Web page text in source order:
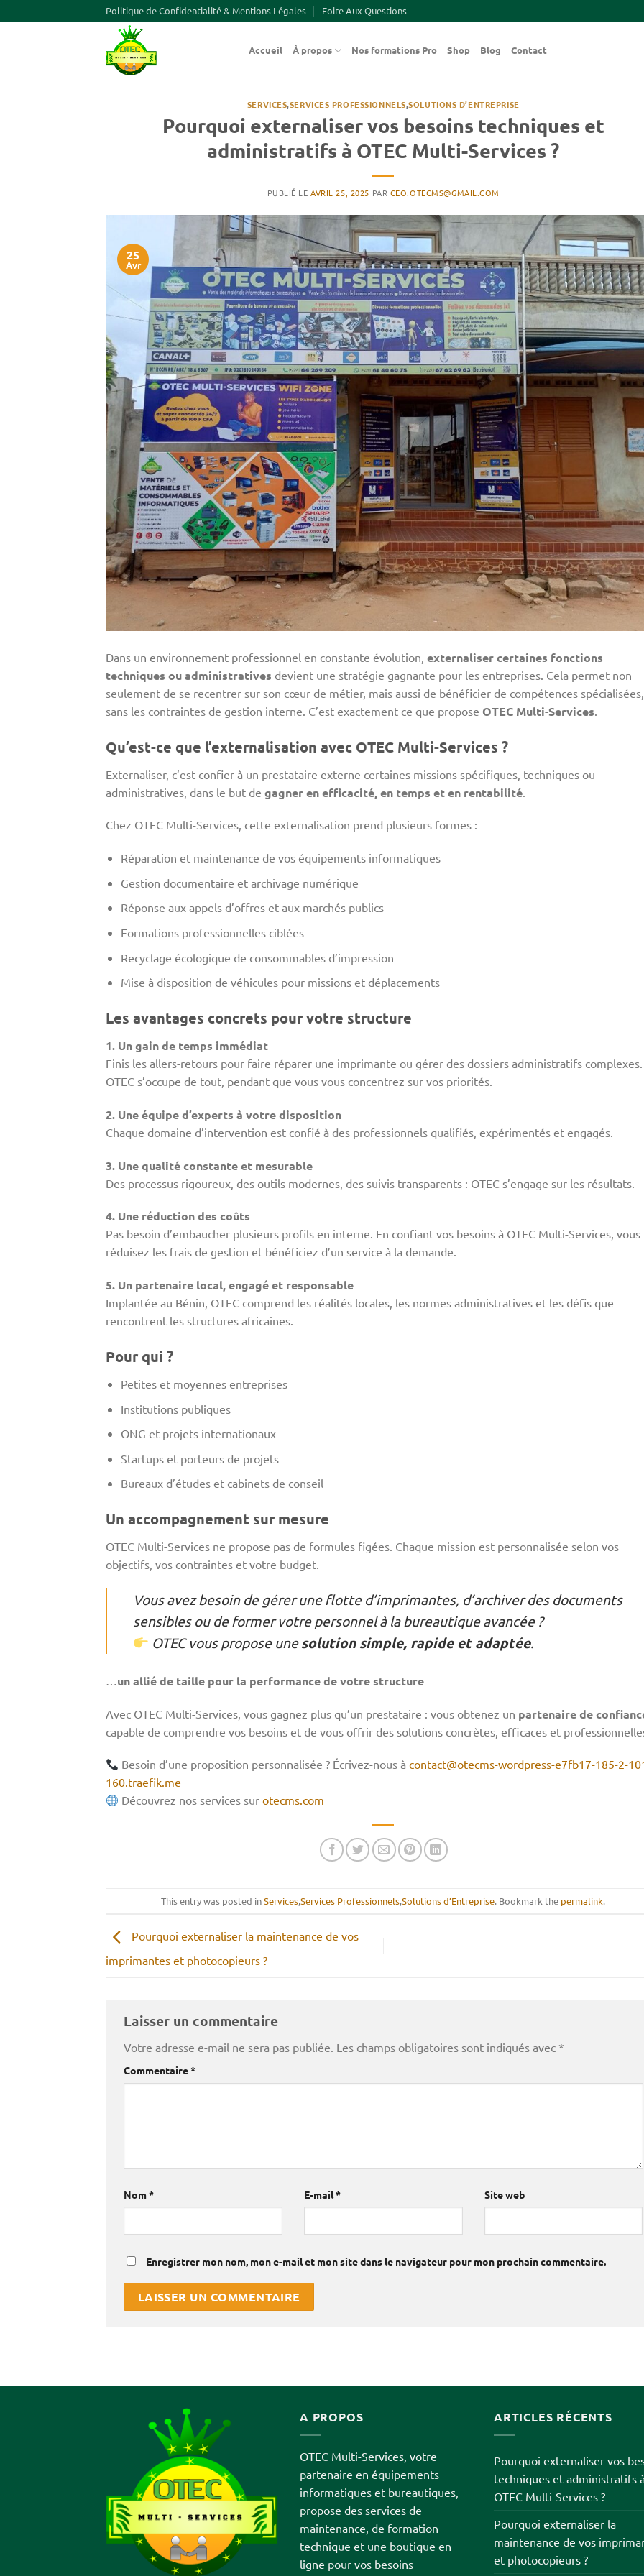
au
Politique de Confidentialité & Mentions Légales Foire Aux Questions
Accueil À propos Nos formations Pro Shop Blog Contact
SERVICES,SERVICES PROFESSIONNELS,SOLUTIONS D’ENTREPRISE
Pourquoi externaliser vos besoins techniques et
administratifs à OTEC Multi-Services ?
PUBLIÉ LEAVRIL 25, 2025 PAR CEO.OTECMS@GMAIL.COM
25
Avr
Dans un environnement professionnel en constante évolution, externaliser certaines fonctions
techniques ou administratives devient une stratégie gagnante pour les entreprises. Cela permet non
seulement de se recentrer sur son cœur de métier, mais aussi de bénéficier de compétences spécialisées,
sans les contraintes de gestion interne. C’est exactement ce que propose OTEC Multi-Services
Qu’est-ce que l’externalisation avec OTEC Multi-Services ?
Externaliser, c’est confier à un prestataire externe certaines missions spécifiques, techniques ou
administratives, dans le but de gagner en efficacité, en temps et en rentabilité
Chez OTEC Multi-Services, cette externalisation prend plusieurs formes :
Réparation et maintenance de vos équipements informatiques
Gestion documentaire et archivage numérique
Réponse aux appels d’offres et aux marchés publics
Formations professionnelles ciblées
Recyclage écologique de consommables d’impression
Mise à disposition de véhicules pour missions et déplacements
Les avantages concrets pour votre structure
1. Un gain de temps immédiat
Finis les allers-retours pour faire réparer une imprimante ou gérer des dossiers administratifs complexes.
OTEC s’occupe de tout, pendant que vous vous concentrez sur vos priorités.
2. Une équipe d’experts à votre disposition
Chaque domaine d’intervention est confié à des professionnels qualifiés, expérimentés et engagés.
3. Une qualité constante et mesurable
Des processus rigoureux, des outils modernes, des suivis transparents : OTEC s’engage sur les résultats.
4. Une réduction des coûts
Pas besoin d’embaucher plusieurs profils en interne. En confiant vos besoins à OTEC Multi-Services, vous
réduisez les frais de gestion et bénéficiez d’un service à la demande.
5. Un partenaire local, engagé et responsable
Implantée au Bénin, OTEC comprend les réalités locales, les normes administratives et les défis que
rencontrent les structures africaines.
Pour qui ?
Petites et moyennes entreprises
Institutions publiques
ONG et projets internationaux
Startups et porteurs de projets
Bureaux d’études et cabinets de conseil
Un accompagnement sur mesure
OTEC Multi-Services ne propose pas de formules figées. Chaque mission est personnalisée selon vos
objectifs, vos contraintes et votre budget.
Vous avez besoin de gérer une flotte d’imprimantes, d’archiver des documents
sensibles ou de former votre personnel à la bureautique avancée ?
OTEC vous propose unesolution simple, rapide et adaptée.
un allié de taille pour la performance de votre structure
Avec OTEC Multi-Services, vous gagnez plus qu’un prestataire : vous obtenez un partenaire de
capable de comprendre vos besoins et de vous offrir des solutions concrètes, efficaces et
Besoin d’une proposition personnalisée ? Écrivez-nous àcontact@otecms-wordpress-e7fb17-185-2-
160.traefik.me
Découvrez nos services surotecms.com
This entry was posted inServices,Services Professionnels,Solutions d’Entreprise. Bookmark the permalink.
Pourquoi externaliser la maintenance de vos
imprimantes et photocopieurs ?
Laisser un commentaire
Votre adresse e-mail ne sera pas publiée. Les champs obligatoires sont indiqués avec *
Commentaire*
Nom* E-mail* Site web
Enregistrer mon nom, mon e-mail et mon site dans le navigateur pour mon prochain commentaire.
A PROPOS
OTEC Multi-Services, votre
partenaire en équipements
informatiques et bureautiques,
propose des services de
maintenance, de formation
technique et une boutique en
ligne pour vos besoins
ARTICLES RÉCENTS
Pourquoi externaliser vos
techniques et administratifs
OTEC Multi-Services ?
Pourquoi externaliser la
maintenance de vos
et photocopieurs ?